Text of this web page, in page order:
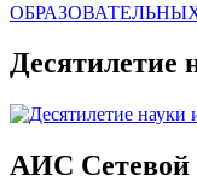
Десятилетие
АИС Сетевой